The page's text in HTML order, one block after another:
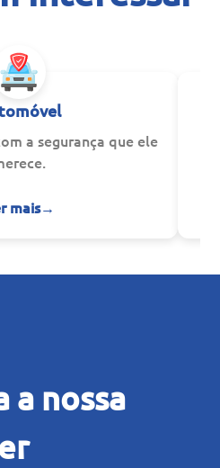
a segurança que ele
mais→
a nossa